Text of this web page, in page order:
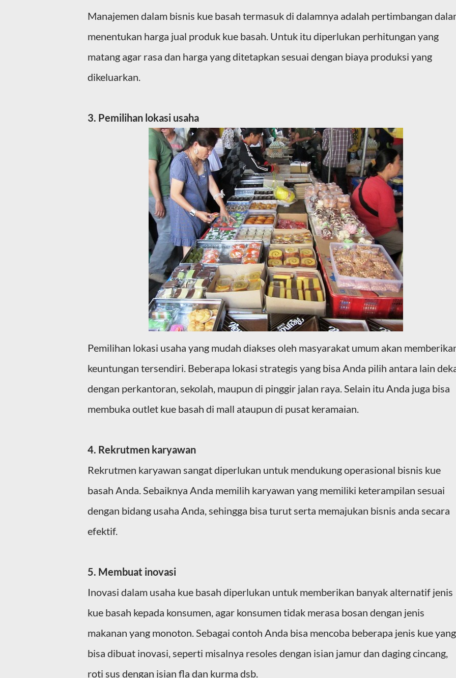
Manajemen dalam bisnis kue basah termasuk di dalamnya adalah pertimbangan
menentukan harga jual produk kue basah. Untuk itu diperlukan perhitungan yang
matang agar rasa dan harga yang ditetapkan sesuai dengan biaya produksi yang
dikeluarkan.
3. Pemilihan lokasi usaha
Pemilihan lokasi usaha yang mudah diakses oleh masyarakat umum akan
keuntungan tersendiri. Beberapa lokasi strategis yang bisa Anda pilih antara lain
dengan perkantoran, sekolah, maupun di pinggir jalan raya. Selain itu Anda juga bisa
membuka outlet kue basah di mall ataupun di pusat keramaian.
4. Rekrutmen karyawan
Rekrutmen karyawan sangat diperlukan untuk mendukung operasional bisnis kue
basah Anda. Sebaiknya Anda memilih karyawan yang memiliki keterampilan sesuai
dengan bidang usaha Anda, sehingga bisa turut serta memajukan bisnis anda secara
efektif.
5. Membuat inovasi
Inovasi dalam usaha kue basah diperlukan untuk memberikan banyak alternatif jenis
kue basah kepada konsumen, agar konsumen tidak merasa bosan dengan jenis
makanan yang monoton. Sebagai contoh Anda bisa mencoba beberapa jenis kue yang
bisa dibuat inovasi, seperti misalnya resoles dengan isian jamur dan daging cincang,
roti sus dengan isian fla dan kurma dsb.